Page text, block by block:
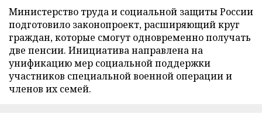
Министерство труда и социальной защиты России
подготовило законопроект, расширяющий круг
граждан, которые смогут одновременно получать
две пенсии. Инициатива направлена на
унификацию мер социальной поддержки
участников специальной военной операции и
членов их семей.